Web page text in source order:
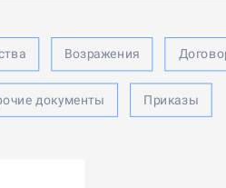
Возражения
документы Приказы